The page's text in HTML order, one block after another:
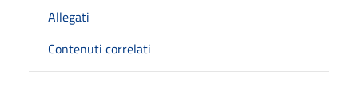
Allegati
Contenuti correlati